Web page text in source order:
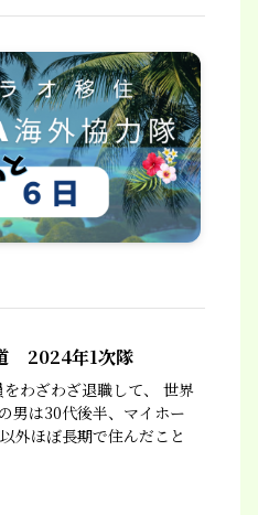
2024年1次隊
わざわざ退職して、 世界
男は30代後半、マイホー
外ほぼ長期で住んだこと